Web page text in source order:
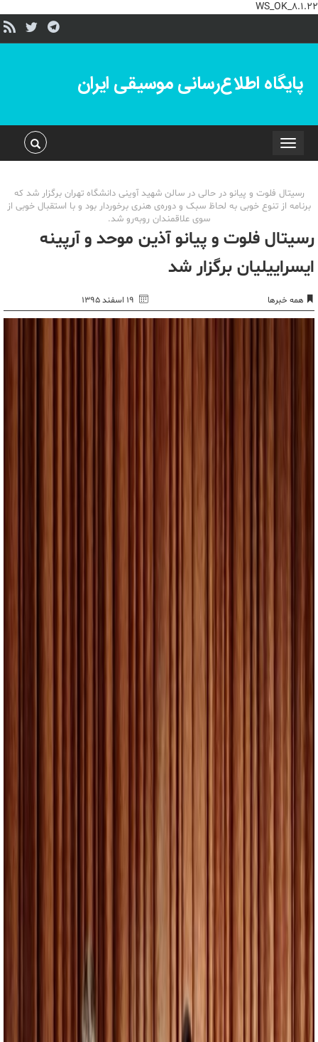
WS_OK_8.1.22
پایگاه اطلاع‌رسانی موسیقی ایران
Toggle
navigation
رسیتال فلوت و پیانو در حالی در سالن شهید آوینی دانشگاه تهران برگزار شد که
برنامه از تنوع خوبی به لحاظ سبک و دوره‌ی هنری برخوردار بود و با استقبال خوبی از
سوی علاقمندان روبه‌رو شد.
رسیتال فلوت و پیانو آذین موحد و آرپینه
ایسراییلیان برگزار شد
همه خبرها ۱۹ اسفند ۱۳۹۵